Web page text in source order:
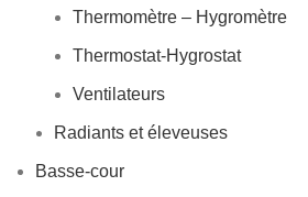
Thermomètre – Hygromètre
Thermostat-Hygrostat
Ventilateurs
Radiants et éleveuses
Basse-cour